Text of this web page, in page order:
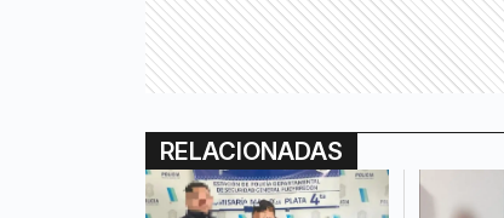
RELACIONADAS